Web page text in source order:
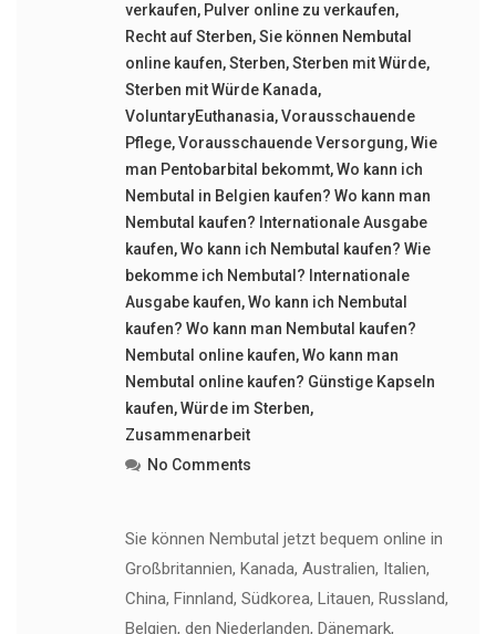
verkaufen, Pulver online zu verkaufen,
Recht auf Sterben,Sie können Nembutal
online kaufen,Sterben,Sterben mit Würde,
Sterben mit Würde Kanada,
VoluntaryEuthanasia,Vorausschauende
Pflege,Vorausschauende Versorgung,Wie
man Pentobarbital bekommt,Wo kann ich
Nembutal in Belgien kaufen? Wo kann man
Nembutal kaufen? Internationale Ausgabe
kaufen,Wo kann ich Nembutal kaufen? Wie
bekomme ich Nembutal? Internationale
Ausgabe kaufen,Wo kann ich Nembutal
kaufen? Wo kann man Nembutal kaufen?
Nembutal online kaufen,Wo kann man
Nembutal online kaufen? Günstige Kapseln
kaufen,Würde im Sterben,
Zusammenarbeit
No Comments
Sie können Nembutal jetzt bequem online in
Großbritannien, Kanada, Australien, Italien,
China, Finnland, Südkorea, Litauen, Russland,
Belgien, den Niederlanden, Dänemark,